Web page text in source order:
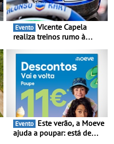
Evento
realiza treinos rumo à
Portugal Karting e mira boa
estreia - O Campeonato
Portugal Karting 2026
decorre entre 1 de Março e
6 de Setembro
Evento
ajuda a poupar: está de